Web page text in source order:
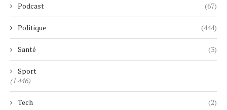
Podcast (67)
Politique (444)
Santé (3)
Sport
(1 446)
Tech (2)